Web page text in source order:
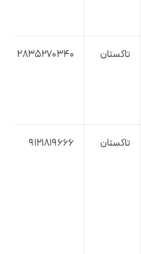
تاکستان 2835270340
تاکستان 9121819666